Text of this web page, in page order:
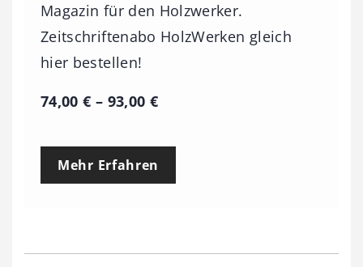
Magazin für den Holzwerker.
Zeitschriftenabo HolzWerken gleich
hier bestellen!
74,00€ – 93,00 €P
e
p
Mehr Erfahren